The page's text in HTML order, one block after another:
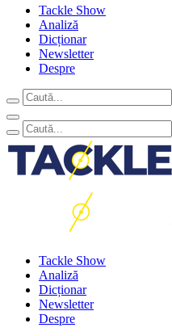
Tackle Show
Analiză
Dicționar
Newsletter
Despre
Tackle Show
Analiză
Dicționar
Newsletter
Despre